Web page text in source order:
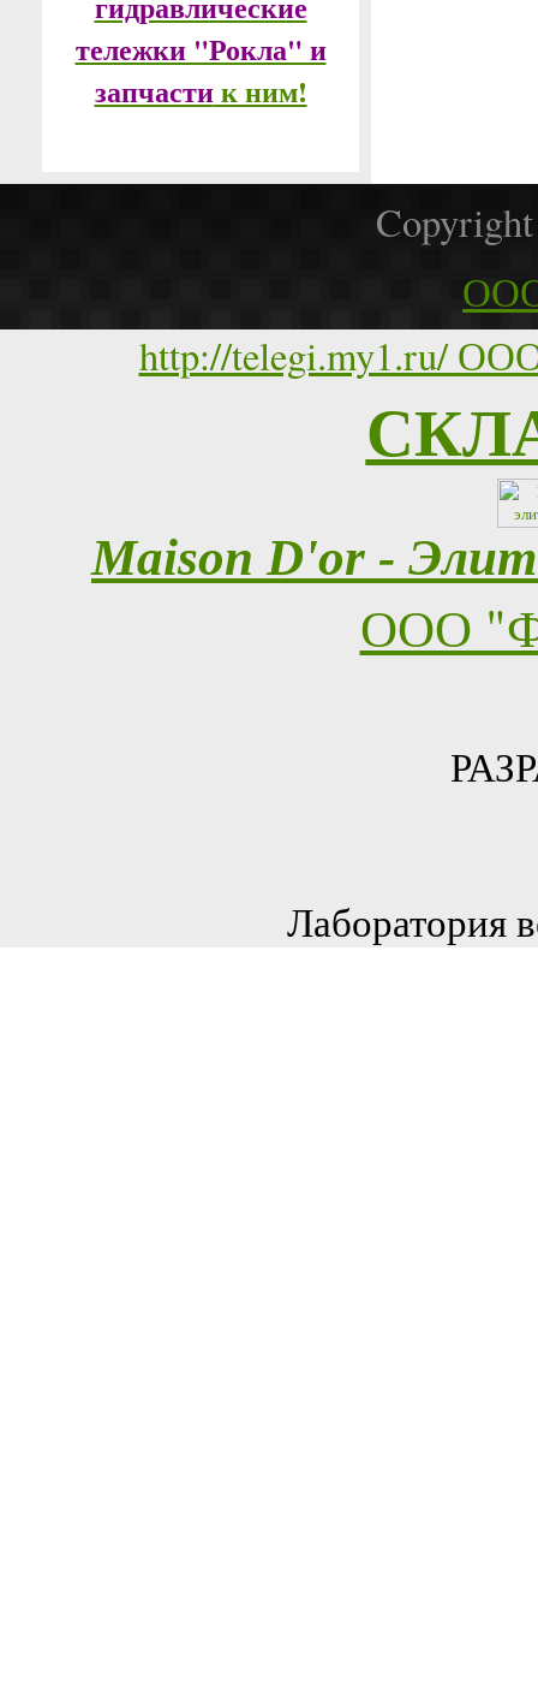
тележки "Рокла" и
запчастик ним!
http://telegi.my1.ru/
Maison D'or -
ООО
Лаборатория